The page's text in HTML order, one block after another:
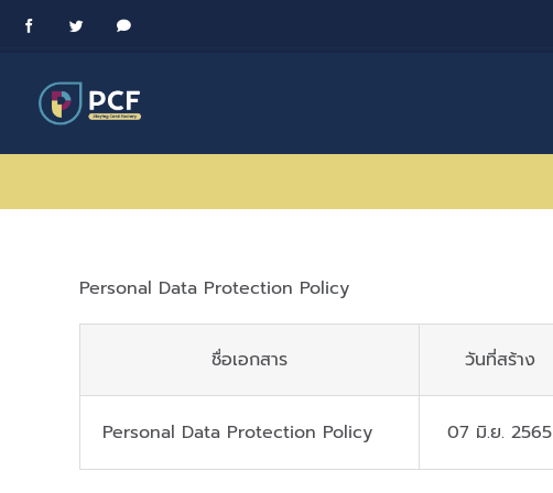
Skip
FacebookTwitter Messenger
Personal Data Protection Policy
ชื่อเอกสาร วันที่สร้าง
Personal Data Protection Policy 07 มิ.ย. 2565